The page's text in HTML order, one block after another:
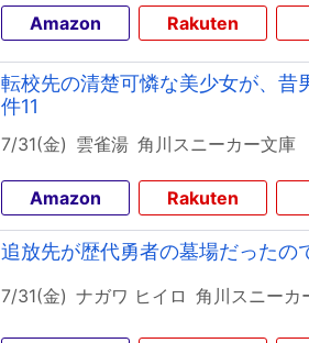
Amazon Rakuten
転校先の清楚可憐な美少女が、昔
件11
7/31(金) 雲雀湯 角川スニーカー文庫
Amazon Rakuten
追放先が歴代勇者の墓場だったの
7/31(金) ナガワ ヒイロ 角川スニーカ